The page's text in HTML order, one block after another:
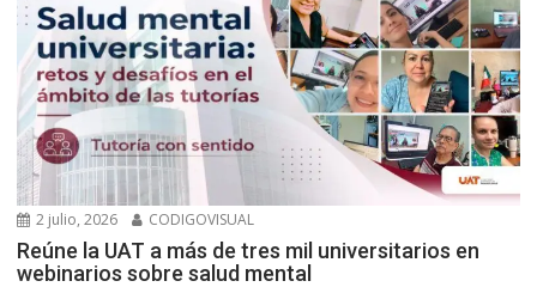
2 julio, 2026 CODIGOVISUAL
Reúne la UAT a más de tres mil universitarios en
webinarios sobre salud mental